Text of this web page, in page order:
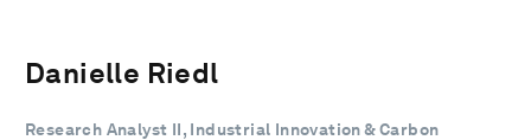
Danielle Riedl
Research Analyst II, Industrial Innovation & Carbon